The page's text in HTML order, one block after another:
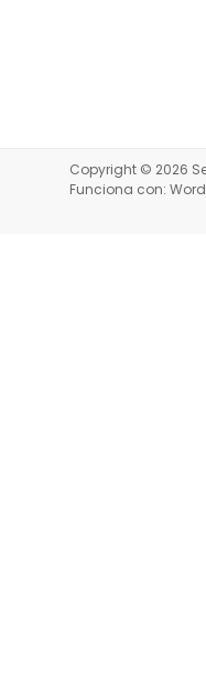
Copyright © 2026
Funciona con: